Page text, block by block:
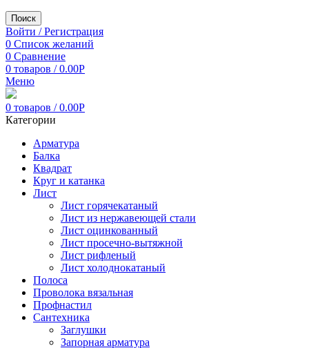
Поиск
Войти / Регистрация
0 Список желаний
0 Сравнение
0 товаров / 0.00Р
Меню
0 товаров / 0.00Р
Категории
Арматура
Балка
Квадрат
Круг и катанка
Лист
Лист горячекатаный
Лист из нержавеющей стали
Лист оцинкованный
Лист просечно-вытяжной
Лист рифленый
Лист холоднокатаный
Полоса
Проволока вязальная
Профнастил
Сантехника
Заглушки
Запорная арматура